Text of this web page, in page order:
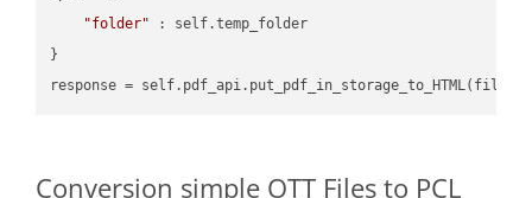
"folder" : self.temp_folder
}
Conversion simple OTT Files to PCL